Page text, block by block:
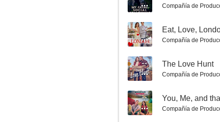
La mujer de otro
Compañía de
-- Eat, Love,
Compañía de
-- The Love Hunt
Compañía de
-- You, Me, and
Compañía de